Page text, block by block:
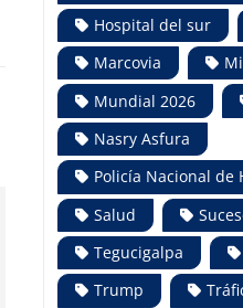
Hospital del sur
Marcovia
Mundial 2026
Nasry Asfura
Policía Nacional de
Salud
Tegucigalpa
Trump